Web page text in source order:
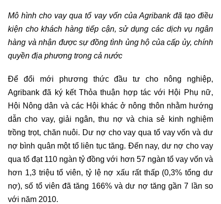
Mô hình cho vay qua tổ vay vốn của Agribank đã tạo điều
kiện cho khách hàng tiếp cận, sử dụng các dịch vụ ngân
hàng và nhận được sự đồng tình ủng hộ của cấp ủy, chính
quyền địa phương trong cả nước
Để đổi mới phương thức đầu tư cho nông nghiệp,
Agribank đã ký kết Thỏa thuận hợp tác với Hội Phụ nữ,
Hội Nông dân và các Hội khác ở nông thôn nhằm hướng
dẫn cho vay, giải ngân, thu nợ và chia sẻ kinh nghiệm
trồng trọt, chăn nuôi. Dư nợ cho vay qua tổ vay vốn và dư
nợ bình quân một tổ liên tục tăng. Đến nay, dư nợ cho vay
qua tổ đạt 110 ngàn tỷ đồng với hơn 57 ngàn tổ vay vốn và
hơn 1,3 triệu tổ viên, tỷ lệ nợ xấu rất thấp (0,3% tổng dư
nợ), số tổ viên đã tăng 166% và dư nợ tăng gần 7 lần so
với năm 2010.